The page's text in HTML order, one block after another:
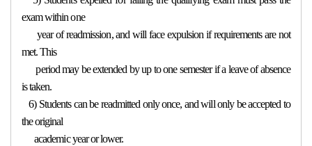
exam within one
year of readmission, and will face expulsion if requirements are not
met. This
period may be extended by up to one semester if a leave of absence
is taken.
6) Students can be readmitted only once, and will only be accepted to
the original
academic year or lower.